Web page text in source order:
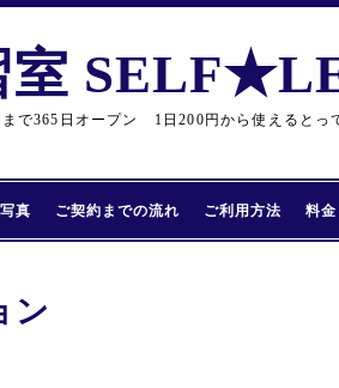
室
で365日オープン 1日200円から使えるとっ
写真 ご契約までの流れ ご利用方法 料金
ン